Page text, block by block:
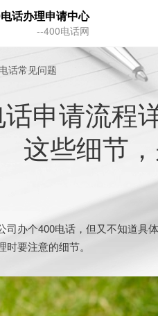
话办理申请中心
--400电话网
话常见问题
申请流程
这些细节
办个400电话，但又不知道具
要注意的细节。